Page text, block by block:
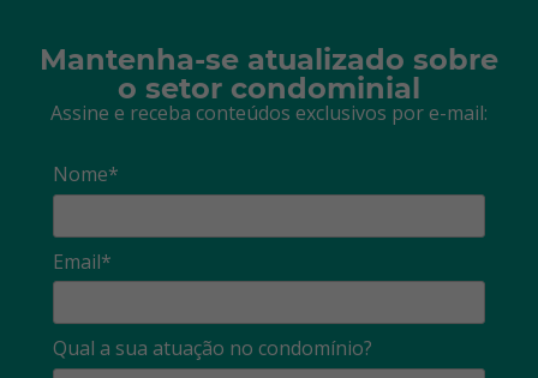
Mantenha-se atualizado sobre
o setor condominial
Assine e receba conteúdos exclusivos por e-mail:
Nome*
Email*
Qual a sua atuação no condomínio?